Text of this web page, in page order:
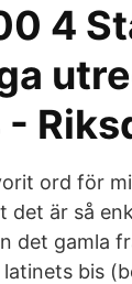
4
ord för
det är så
det gamla
bis